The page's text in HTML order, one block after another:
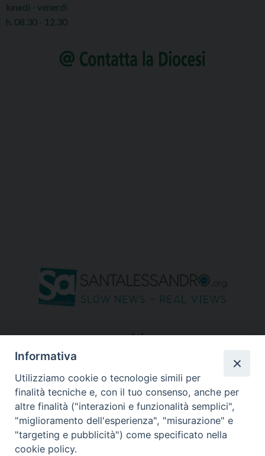
lunedì - venerdì
h. 08.30 - 12.30
seguici su
Informativa
Utilizziamo cookie o tecnologie simili per
finalità tecniche e, con il tuo consenso, anche per
altre finalità ("interazioni e funzionalità semplici",
"miglioramento dell'esperienza", "misurazione" e
"targeting e pubblicità") come specificato nella
cookie policy.